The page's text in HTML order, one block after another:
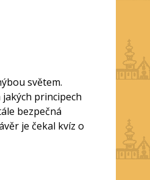
světem.
principech
bezpečná
je čekal kvíz o